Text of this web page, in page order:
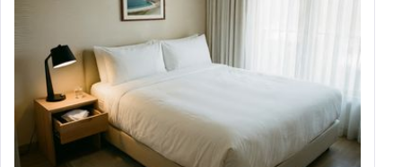
Площадь территории: 400
Туристический налог
Дата реконструкции: 2023
Размер депозита: 0 ₽